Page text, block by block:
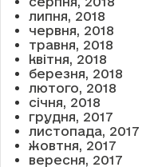
липня, 2018
червня, 2018
травня, 2018
квітня, 2018
березня, 2018
лютого, 2018
січня, 2018
грудня, 2017
листопада, 2017
жовтня, 2017
вересня, 2017